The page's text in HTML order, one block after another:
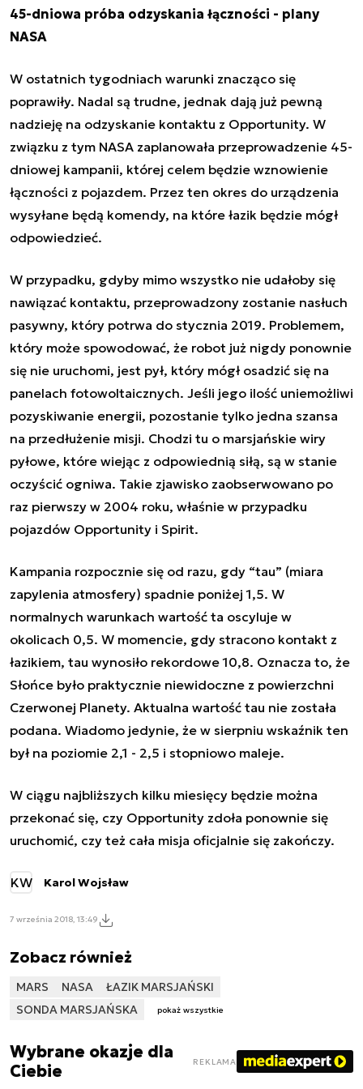
45-dniowa próba odzyskania łączności - plany
NASA
W ostatnich tygodniach warunki znacząco się
poprawiły. Nadal są trudne, jednak dają już pewną
nadzieję na odzyskanie kontaktu z Opportunity. W
związku z tym NASA zaplanowała przeprowadzenie 45-
dniowej kampanii, której celem będzie wznowienie
łączności z pojazdem. Przez ten okres do urządzenia
wysyłane będą komendy, na które łazik będzie mógł
odpowiedzieć.
W przypadku, gdyby mimo wszystko nie udałoby się
nawiązać kontaktu, przeprowadzony zostanie nasłuch
pasywny, który potrwa do stycznia 2019. Problemem,
który może spowodować, że robot już nigdy ponownie
się nie uruchomi, jest pył, który mógł osadzić się na
panelach fotowoltaicznych. Jeśli jego ilość uniemożliwi
pozyskiwanie energii, pozostanie tylko jedna szansa
na przedłużenie misji. Chodzi tu o marsjańskie wiry
pyłowe, które wiejąc z odpowiednią siłą, są w stanie
oczyścić ogniwa. Takie zjawisko zaobserwowano po
raz pierwszy w 2004 roku, właśnie w przypadku
pojazdów Opportunity i Spirit.
Kampania rozpocznie się od razu, gdy “tau” (miara
zapylenia atmosfery) spadnie poniżej 1,5. W
normalnych warunkach wartość ta oscyluje w
okolicach 0,5. W momencie, gdy stracono kontakt z
łazikiem, tau wynosiło rekordowe 10,8. Oznacza to, że
Słońce było praktycznie niewidoczne z powierzchni
Czerwonej Planety. Aktualna wartość tau nie została
podana. Wiadomo jedynie, że w sierpniu wskaźnik ten
był na poziomie 2,1 - 2,5 i stopniowo maleje.
W ciągu najbliższych kilku miesięcy będzie można
przekonać się, czy Opportunity zdoła ponownie się
uruchomić, czy też cała misja oficjalnie się zakończy.
KW Karol Wojsław
7 września 2018, 13:49
Zobacz również
MARS NASA
ŁAZIK MARSJAŃSKI
SONDA MARSJAŃSKA
pokaż wszystkie
Wybrane okazje dla
Ciebie
REKLAMA